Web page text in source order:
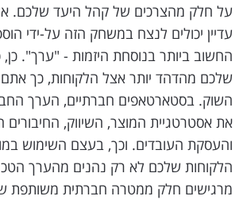
על חלק מהצרכים של קהל היעד שלכם.
עדיין יכולים לנצח במשחק הזה על-ידי
החשוב ביותר בנוסחת היזמות - "ערך".
שלכם מהדהד יותר אצל הלקוחות, כך
השוק. בסטארטאפים חברתיים, הערך
את אסטרטגיית המוצר, השיווק, החיבורים
והעסקת העובדים. וכך, בעצם השימוש
הלקוחות שלכם לא רק נהנים מהערך
מרגישים חלק ממטרה חברתית משותפת